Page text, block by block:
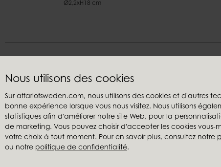
Nous utilisons des cookies
Sur affariofsweden.com, nous utilisons des cookies et d'autres
bonne expérience lorsque vous nous visitez. Nous utilisons
statistiques afin d'améliorer notre site Web, pour la
de marketing. Vous pouvez choisir d'accepter les cookies vous-
votre choix à tout moment. Pour en savoir plus, consultez notre
ou notre politique de confidentialité.
Ø2,2xH18 cm
Service clients
Nous contacter
Conditions générales de vente
Reclamations
Mon
Créer un